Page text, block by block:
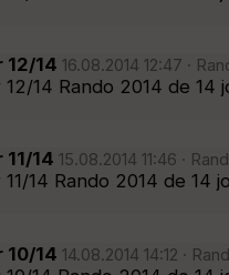
12/14 16.08.2014 12:47 ·
12/14 Rando 2014 de
11/14 15.08.2014 11:46 ·
11/14 Rando 2014 de
10/14 14.08.2014 14:12 ·